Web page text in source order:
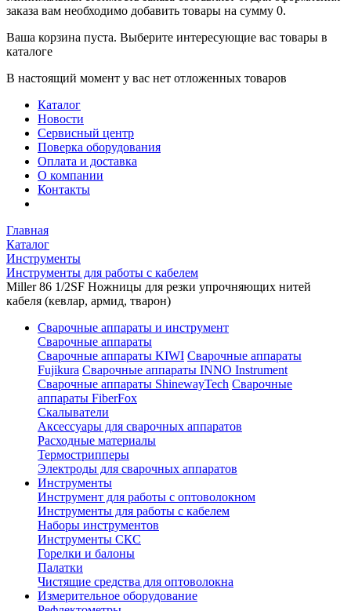
заказа вам необходимо добавить товары на сумму 0.
Ваша корзина пуста. Выберите интересующие вас товары в
каталоге
В настоящий момент у вас нет отложенных товаров
Каталог
Новости
Сервисный центр
Поверка оборудования
Оплата и доставка
О компании
Контакты
Главная
Каталог
Инструменты
Инструменты для работы с кабелем
Miller 86 1/2SF Ножницы для резки упрочняющих нитей
кабеля (кевлар, армид, тварон)
Сварочные аппараты и инструмент
Сварочные аппараты
Сварочные аппараты KIWI Сварочные аппараты
Fujikura Сварочные аппараты INNO Instrument
Сварочные аппараты ShinewayTech Cварочные
аппараты FiberFox
Скалыватели
Аксессуары для сварочных аппаратов
Расходные материалы
Термострипперы
Электроды для сварочных аппаратов
Инструменты
Инструмент для работы с оптоволокном
Инструменты для работы с кабелем
Наборы инструментов
Инструменты СКС
Горелки и балоны
Палатки
Чистящие средства для оптоволокна
Измерительное оборудование